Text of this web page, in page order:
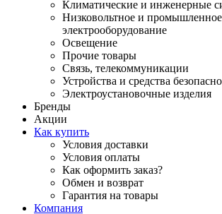
Климатические и инженерные
Низковольтное и промышленное
электрооборудование
Освещение
Прочие товары
Связь, телекоммуникации
Устройства и средства
Электроустановочные изделия
Бренды
Акции
Как купить
Условия доставки
Условия оплаты
Как оформить заказ?
Обмен и возврат
Гарантия на товары
Компания